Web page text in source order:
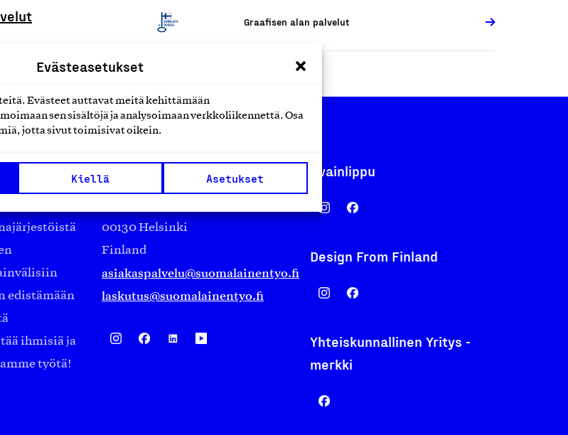
Evästeasetukset
Evästeet auttavat meitä kehittämään
sen sisältöjä ja analysoimaan verkkoliikennettä. Osa
jotta sivut toimisivat oikein.
Kiellä Asetukset
Graafisen alan palvelut
edistämään
ihmisiä ja
työtä!
Suomalainen työ ry
00130 Helsinki
Finland
asiakaspalvelu@suomalainentyo.fi
laskutus@suomalainentyo.fi
Avainlippu
Design From Finland
Yhteiskunnallinen Yritys -
merkki